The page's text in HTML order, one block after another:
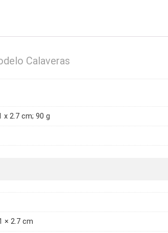
Calaveras
x 2.7 cm; 90 g
× 2.7 cm